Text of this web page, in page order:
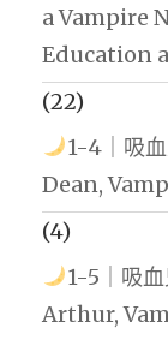
a Vampire
Education
(22)
1-4｜吸
Dean,
(4)
1-5｜吸
Arthur,